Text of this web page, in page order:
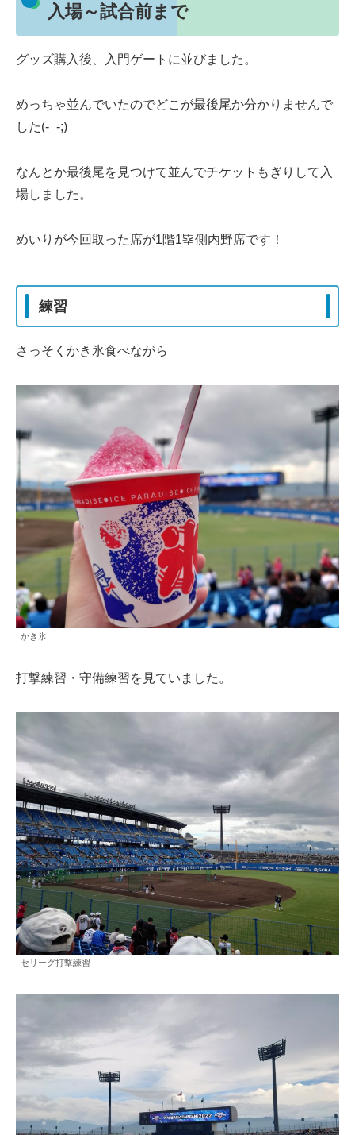
入場～試合前まで
グッズ購入後、入門ゲートに並びました。
めっちゃ並んでいたのでどこが最後尾か分かりませんで
した(-_-;)
なんとか最後尾を見つけて並んでチケットもぎりして入
場しました。
めいりが今回取った席が1階1塁側内野席です！
練習
さっそくかき氷食べながら
かき氷
打撃練習・守備練習を見ていました。
セリーグ打撃練習